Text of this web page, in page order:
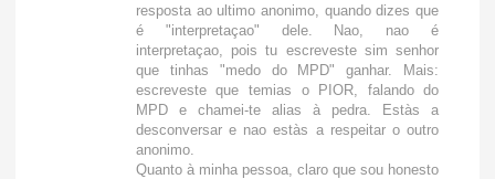
resposta ao ultimo anonimo, quando dizes que
é "interpretaçao" dele. Nao, nao é
interpretaçao, pois tu escreveste sim senhor
que tinhas "medo do MPD" ganhar. Mais:
escreveste que temias o PIOR, falando do
MPD e chamei-te alias à pedra. Estàs a
desconversar e nao estàs a respeitar o outro
anonimo.
Quanto à minha pessoa, claro que sou honesto